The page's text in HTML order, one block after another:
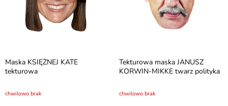
Maska KSIĘŻNEJ KATE
tekturowa
chwilowo brak
Tekturowa maska JANUSZ
KORWIN-MIKKE twarz polityka
chwilowo brak